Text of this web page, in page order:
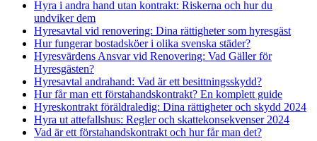
Hyra i andra hand utan kontrakt: Riskerna och hur du
undviker dem
Hyresavtal vid renovering: Dina rättigheter som hyresgäst
Hur fungerar bostadsköer i olika svenska städer?
Hyresvärdens Ansvar vid Renovering: Vad Gäller för
Hyresgästen?
Hyresavtal andrahand: Vad är ett besittningsskydd?
Hur får man ett förstahandskontrakt? En komplett guide
Hyreskontrakt föräldraledig: Dina rättigheter och skydd 2024
Hyra ut attefallshus: Regler och skattekonsekvenser 2024
Vad är ett förstahandskontrakt och hur får man det?